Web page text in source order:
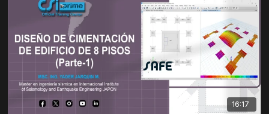
16:17